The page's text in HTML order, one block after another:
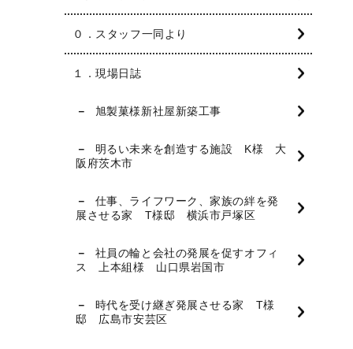
０．スタッフ一同より
１．現場日誌
旭製菓様新社屋新築工事
明るい未来を創造する施設 K様 大
阪府茨木市
仕事、ライフワーク、家族の絆を発
展させる家 T様邸 横浜市戸塚区
社員の輪と会社の発展を促すオフィ
ス 上本組様 山口県岩国市
時代を受け継ぎ発展させる家 T様
邸 広島市安芸区